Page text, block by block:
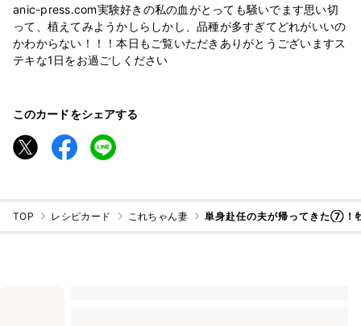
anic-press.com実験好きの私の血がとっても騒いでます思い切
って、植えてみようかしらしかし、品種が多すぎてどれがいいの
かわからない！！！本日もご覧いただきありがとうございますス
テキな1日をお過ごしください
このカードをシェアする
TOP レシピカード これちゃん妻 単身赴任の夫が帰ってきた⑦！